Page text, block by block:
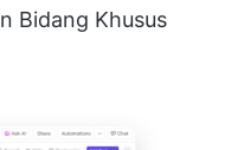
Bidang Khusus